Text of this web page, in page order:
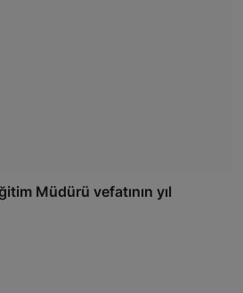
Müdürü vefatının yıl